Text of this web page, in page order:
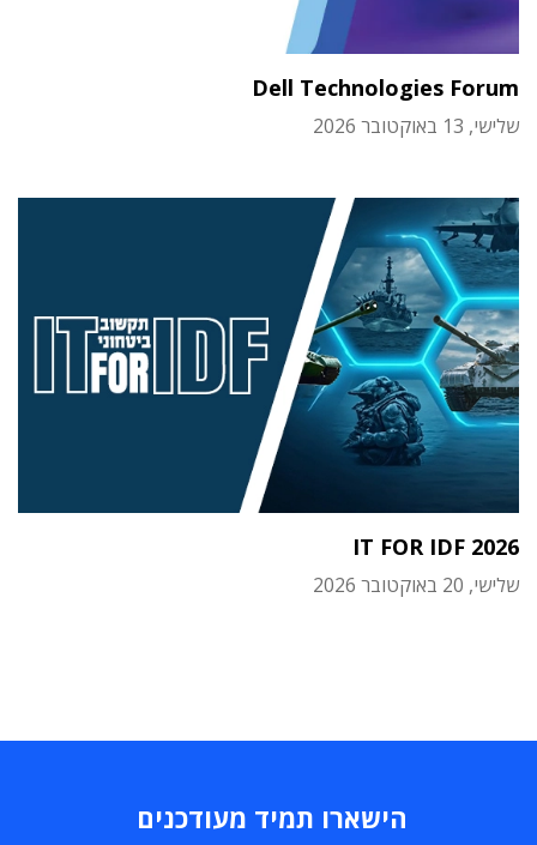
Dell Technologies Forum
שלישי, 13 באוקטובר 2026
IT FOR IDF 2026
שלישי, 20 באוקטובר 2026
הישארו תמיד מעודכנים